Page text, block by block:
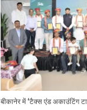
बीकानेर में ‘टैक्स एंड अकाउंटिंग